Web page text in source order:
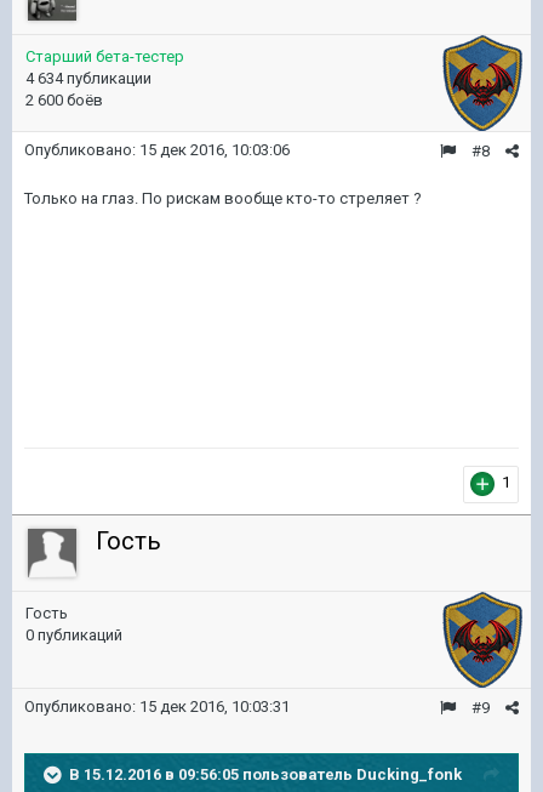
Старший бета-тестер
4 634 публикации
2 600 боёв
#8
Опубликовано: 15 дек 2016, 10:03:06
Только на глаз. По рискам вообще кто-то стреляет ?
1
Гость
Гость
0 публикаций
#9
Опубликовано: 15 дек 2016, 10:03:31
В 15.12.2016 в 09:56:05 пользователь Ducking_fonk